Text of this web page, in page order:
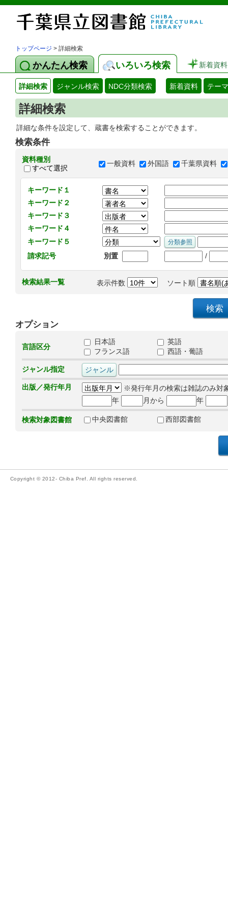
トップページ > 詳細検索
かんたん検索 いろいろ検索 新着資料
詳細検索 ジャンル検索 NDC分類検索 新着資料 テー
詳細検索
詳細な条件を設定して、蔵書を検索することができます。
検索条件
資料種別
すべて選択
一般資料 外国語 千葉県資料
キーワード１
キーワード２
キーワード３
キーワード４
キーワード５
請求記号
別置 /
検索結果一覧 表示件数 ソート順
オプション
言語区分
日本語
英語
フランス語
西語・葡語
ジャンル指定
出版／発行年月
※発行年月の検索は雑誌のみ対
年
月から 年
検索対象図書館 中央図書館 西部図書館
Copyright © 2012- Chiba Pref. All rights reserved.